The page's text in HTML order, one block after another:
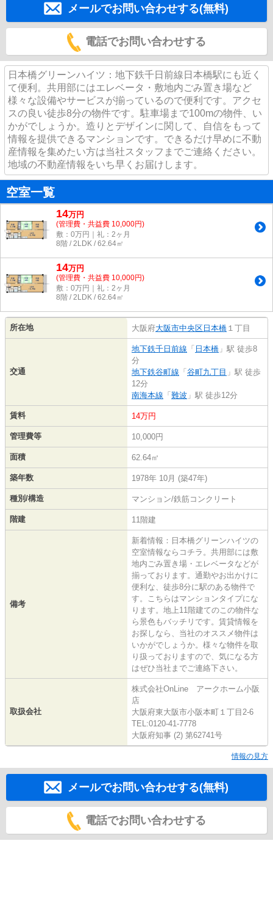
メールでお問い合わせする(無料)
電話でお問い合わせする
日本橋グリーンハイツ：地下鉄千日前線日本橋駅にも近く
て便利。共用部にはエレベータ・敷地内ごみ置き場など
様々な設備やサービスが揃っているので便利です。アクセ
スの良い徒歩8分の物件です。駐車場まで100mの物件、い
かがでしょうか。造りとデザインに関して、自信をもって
情報を提供できるマンションです。できるだけ早めに不動
産情報を集めたい方は当社スタッフまでご連絡ください。
地域の不動産情報をいち早くお届けします。
空室一覧
14万円
(管理費・共益費 10,000円)
敷：0万円｜礼：2ヶ月
8階 / 2LDK / 62.64㎡
14万円
(管理費・共益費 10,000円)
敷：0万円｜礼：2ヶ月
8階 / 2LDK / 62.64㎡
所在地 大阪府大阪市中央区 日本橋 １丁目
交通
地下鉄千日前線 「 日本橋 」駅 徒歩8
分
地下鉄谷町線 「 谷町九丁目 」駅 徒歩
12分
南海本線 「 難波 」駅 徒歩12分
賃料 14万円
管理費等 10,000円
面積 62.64㎡
築年数 1978年 10月 (築47年)
種別/構造 マンション/鉄筋コンクリート
階建 11階建
備考
新着情報：日本橋グリーンハイツの
空室情報ならコチラ。共用部には敷
地内ごみ置き場・エレベータなどが
揃っております。通勤やお出かけに
便利な、徒歩8分に駅のある物件で
す。こちらはマンションタイプにな
ります。地上11階建てのこの物件な
ら景色もバッチリです。賃貸情報を
お探しなら、当社のオススメ物件は
いかがでしょうか。様々な物件を取
り扱っておりますので、気になる方
はぜひ当社までご連絡下さい。
取扱会社
株式会社OnLine アークホーム小阪
店
大阪府東大阪市小阪本町１丁目2-6
TEL:0120-41-7778
大阪府知事 (2) 第62741号
情報の見方
メールでお問い合わせする(無料)
電話でお問い合わせする